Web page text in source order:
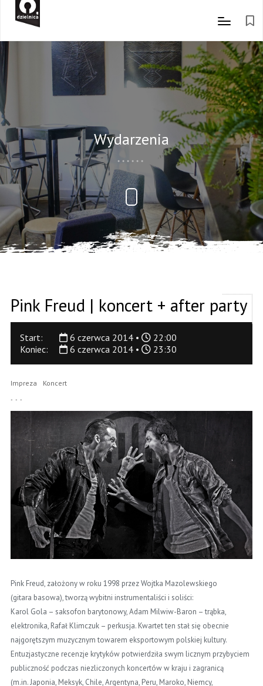
Wydarzenia
Pink Freud | koncert + after party
Start: 6 czerwca 2014 •
22:00
Koniec:
6 czerwca 2014 • 23:30
Impreza Koncert
Pink Freud, założony w roku 1998 przez Wojtka Mazolewskiego
(gitara basowa), tworzą wybitni instrumentaliści i soliści:
Karol Gola – saksofon barytonowy, Adam Milwiw-Baron – trąbka,
elektronika, Rafał Klimczuk – perkusja. Kwartet ten stał się obecnie
najgorętszym muzycznym towarem eksportowym polskiej kultury.
Entuzjastyczne recenzje krytyków potwierdziła swym licznym przybyciem
publiczność podczas niezliczonych koncertów w kraju i zagranicą
(m.in. Japonia, Meksyk, Chile, Argentyna, Peru, Maroko, Niemcy,